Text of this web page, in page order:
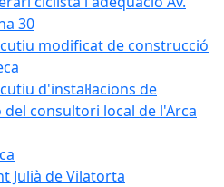
30
modificat de construcció
d'instal·lacions de
consultori local de l'Arca
Julià de Vilatorta